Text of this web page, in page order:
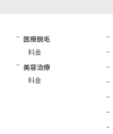
医療脱毛
料金
美容治療
料金